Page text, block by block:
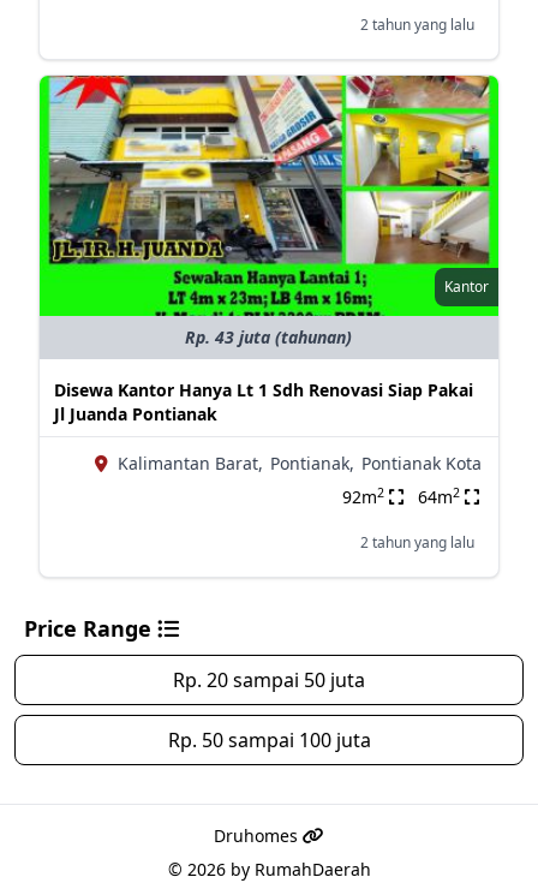
2 tahun yang lalu
Kantor
Rp. 43 juta (tahunan)
Disewa Kantor Hanya Lt 1 Sdh Renovasi Siap Pakai
Jl Juanda Pontianak
Kalimantan Barat, Pontianak, Pontianak Kota
92m2 64m2
2 tahun yang lalu
Price Range
Rp. 20 sampai 50 juta
Rp. 50 sampai 100 juta
Druhomes
© 2026 by RumahDaerah